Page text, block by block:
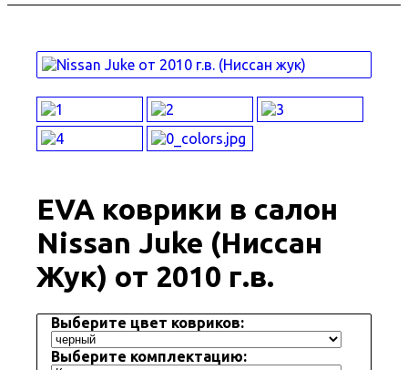
EVA коврики в салон
Nissan Juke (Ниссан
Жук) от 2010 г.в.
Выберите цвет ковриков:
Выберите комплектацию: